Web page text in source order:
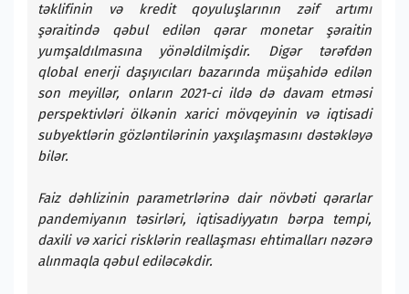
təklifinin və kredit qoyuluşlarının zəif artımı
şəraitində qəbul edilən qərar monetar şəraitin
yumşaldılmasına yönəldilmişdir. Digər tərəfdən
qlobal enerji daşıyıcıları bazarında müşahidə edilən
son meyillər, onların 2021-ci ildə də davam etməsi
perspektivləri ölkənin xarici mövqeyinin və iqtisadi
subyektlərin gözləntilərinin yaxşılaşmasını dəstəkləyə
bilər.
Faiz dəhlizinin parametrlərinə dair növbəti qərarlar
pandemiyanın təsirləri, iqtisadiyyatın bərpa tempi,
daxili və xarici risklərin reallaşması ehtimalları nəzərə
alınmaqla qəbul ediləcəkdir.